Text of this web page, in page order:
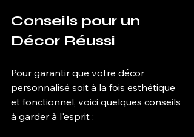
Conseils pour un
Décor Réussi
Pour garantir que votre décor
personnalisé soit à la fois esthétique
et fonctionnel, voici quelques conseils
à garder à l'esprit :